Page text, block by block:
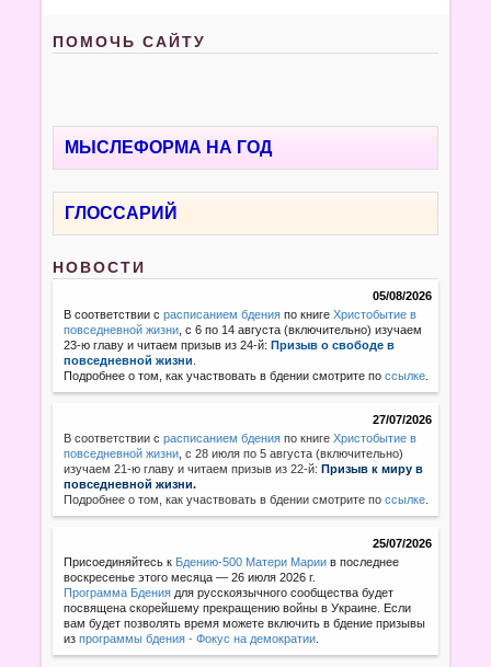
ПОМОЧЬ САЙТУ
МЫСЛЕФОРМА НА ГОД
ГЛОССАРИЙ
НОВОСТИ
05/08/2026
В соответствии срасписанием бдения по книгеХристобытие в
повседневной жизни , с 6 по 14 августа (включительно) изучаем
23-ю главу и читаем призыв из 24-й:Призыв о свободе в
повседневной жизни
Подробнее о том, как участвовать в бдении смотрите поссылке
27/07/2026
В соответствии с расписанием бдения по книгеХристобытие в
повседневной жизни с 28 июля по 5 августа (включительно)
изучаем 21-ю главу и читаем призыв из 22-й:Призыв к миру в
повседневной жизни.
Подробнее о том, как участвовать в бдении смотрите поссылке
25/07/2026
Присоединяйтесь к Бдению-500 Матери Марии в последнее
воскресенье этого месяца — 26 июля 2026 г.
Программа Бдения для русскоязычного сообщества будет
посвящена скорейшему прекращению войны в Украине. Если
вам будет позволять время можете включить в бдение призывы
изпрограммы бдения - Фокус на демократии